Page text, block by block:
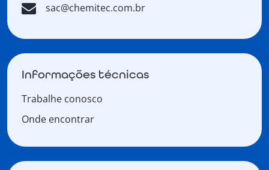
sac@chemitec.com.br
Informações técnicas
Trabalhe conosco
Onde encontrar